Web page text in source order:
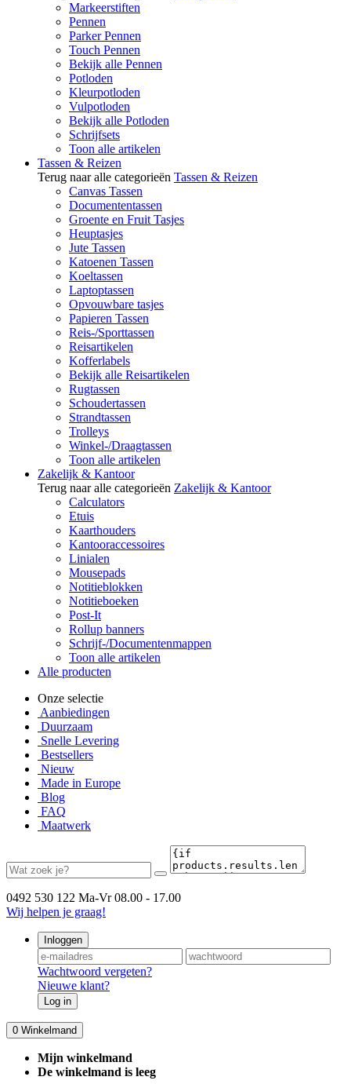
Markeerstiften
Pennen
Parker Pennen
Touch Pennen
Bekijk alle Pennen
Potloden
Kleurpotloden
Vulpotloden
Bekijk alle Potloden
Schrijfsets
Toon alle artikelen
Tassen & Reizen
Terug naar alle categorieën Tassen & Reizen
Canvas Tassen
Documententassen
Groente en Fruit Tasjes
Heuptasjes
Jute Tassen
Katoenen Tassen
Koeltassen
Laptoptassen
Opvouwbare tasjes
Papieren Tassen
Reis-/Sporttassen
Reisartikelen
Kofferlabels
Bekijk alle Reisartikelen
Rugtassen
Schoudertassen
Strandtassen
Trolleys
Winkel-/Draagtassen
Toon alle artikelen
Zakelijk & Kantoor
Terug naar alle categorieën Zakelijk & Kantoor
Calculators
Etuis
Kaarthouders
Kantooraccessoires
Linialen
Mousepads
Notitieblokken
Notitieboeken
Post-It
Rollup banners
Schrijf-/Documentenmappen
Toon alle artikelen
Alle producten
Onze selectie
Aanbiedingen
Duurzaam
Snelle Levering
Bestsellers
Nieuw
Made in Europe
Blog
FAQ
Maatwerk
0492 530 122 Ma-Vr 08.00 - 17.00
Wij helpen je graag!
Inloggen
Wachtwoord vergeten?
Nieuwe klant?
Log in
0 Winkelmand
Mijn winkelmand
De winkelmand is leeg